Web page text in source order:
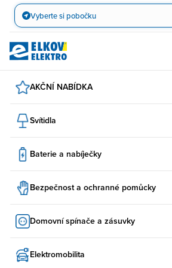
Přejít
obsah
Vyberte si pobočku
AKČNÍ NABÍDKA
Svítidla
Baterie a nabíječky
Bezpečnost a ochranné pomůcky
Domovní spínače a zásuvky
Elektromobilita